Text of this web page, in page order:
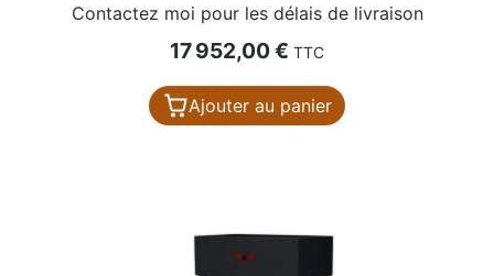
Contactez moi pour les délais de livraison
Prix
17 952,00 € TTC
Ajouter au panier